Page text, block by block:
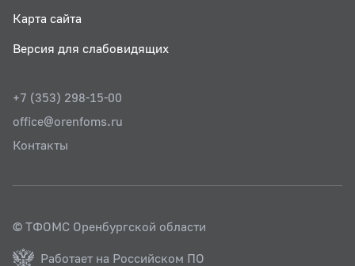
Карта сайта
Версия для слабовидящих
+7 (353) 298-15-00
office@orenfoms.ru
Контакты
© ТФОМС Оренбургской области
Работает на Российском ПО